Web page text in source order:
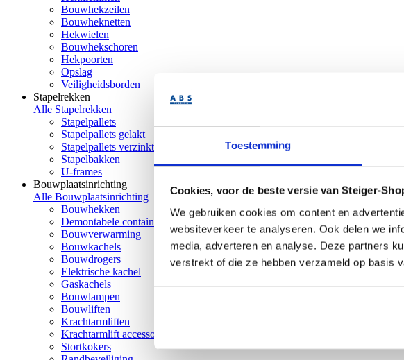
Toestemming
Cookies, voor de beste versie van Steiger-
We gebruiken cookies om content en
websiteverkeer te analyseren. Ook delen we
media, adverteren en analyse. Deze partners
verstrekt of die ze hebben verzameld op basis
Bouwhekzeilen
Bouwheknetten
Hekwielen
Bouwhekschoren
Hekpoorten
Opslag
Veiligheidsborden
Stapelrekken
Alle Stapelrekken
Stapelpallets
Stapelpallets gelakt
Stapelpallets verzinkt
Stapelbakken
U-frames
Bouwplaatsinrichting
Alle Bouwplaatsinrichting
Bouwhekken
Demontabele containers
Bouwverwarming
Bouwkachels
Bouwdrogers
Elektrische kachel
Gaskachels
Bouwlampen
Bouwliften
Krachtarmliften
Krachtarmlift accessoires
Stortkokers